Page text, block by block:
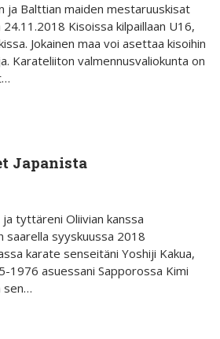
ja Balttian maiden mestaruuskisat
Kisoissa kilpaillaan U16,
Jokainen maa voi asettaa kisoihin
Karateliiton valmennusvaliokunta on
Japanista
ja tyttäreni Oliivian kanssa
saarella syyskuussa 2018
karate senseitäni Yoshiji Kakua,
1976 asuessani Sapporossa Kimi
sen…